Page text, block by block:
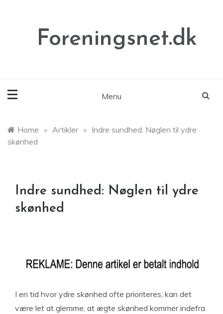
Foreningsnet.dk
Menu
Home » Artikler » Indre sundhed: Nøglen til ydre
skønhed
Indre sundhed: Nøglen til ydre
skønhed
I en tid hvor ydre skønhed ofte prioriteres, kan det
være let at glemme, at ægte skønhed kommer indefra.